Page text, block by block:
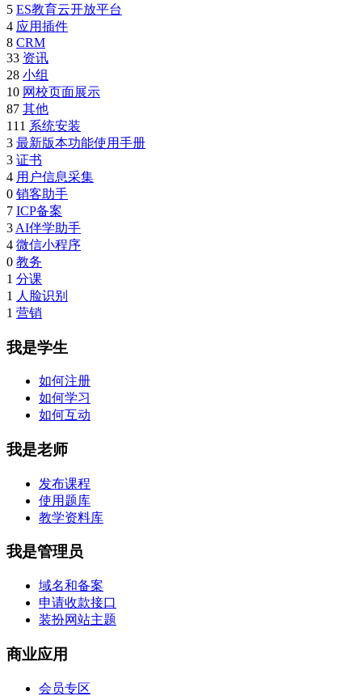
5 ES教育云开放平台
4 应用插件
8 CRM
33 资讯
28 小组
10 网校页面展示
87 其他
111 系统安装
3 最新版本功能使用手册
3 证书
4 用户信息采集
0 销客助手
7 ICP备案
3 AI伴学助手
4 微信小程序
0 教务
1 分课
1 人脸识别
1 营销
我是学生
如何注册
如何学习
如何互动
我是老师
发布课程
使用题库
教学资料库
我是管理员
域名和备案
申请收款接口
装扮网站主题
商业应用
会员专区